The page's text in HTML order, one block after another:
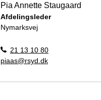
Pia Annette Staugaard
Afdelingsleder
Nymarksvej
21 13 10 80
piaas@rsyd.dk